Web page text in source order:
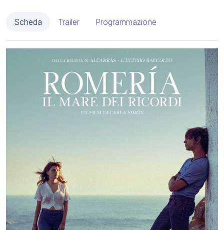
Scheda Trailer Programmazione